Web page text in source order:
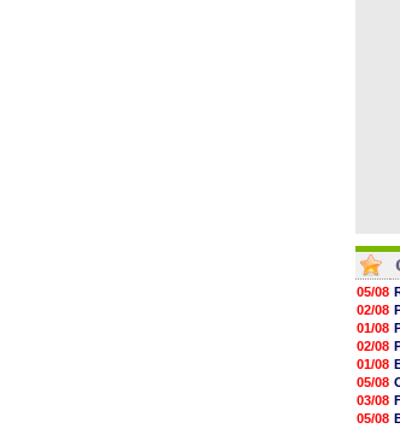
05/08
02/08
01/08
02/08
01/08
05/08
03/08
05/08